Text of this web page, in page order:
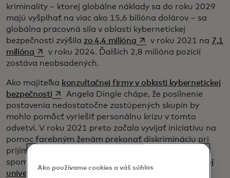
kriminality – ktorej globálne náklady sa do roku 2029
majú vyšplhať na viac ako 15,6 bilióna dolárov – sa
globálna pracovná sila v oblasti kybernetickej
bezpečnosti zvýšila zo 4,4 miliónaopens in a new tab
v roku 2021 na 7,1
miliónaopens in a new tab
v roku 2024. Ďalších 2,8 milióna pozícií
zostáva neobsadených.
Ako majiteľka konzultačnej firmy v oblasti kybernetickej
bezpečnostiopens in a new tab
Angela Dingle chápe, že posilnenie
postavenia nedostatočne zastúpených skupín by
mohlo pomôcť vyriešiť personálnu krízu v tomto
odvetví. V roku 2021 preto začala vyvíjať iniciatívu na
pomoc farebným ženám prekonať diskrimináciu pri
prijímaní do zamestnania v tejto oblasti. Keď však
spomenula túto myšlienku kolegovi na
Gallaudetovej
univerzite
opens in a new tab
Ako používame cookies a váš súhlas